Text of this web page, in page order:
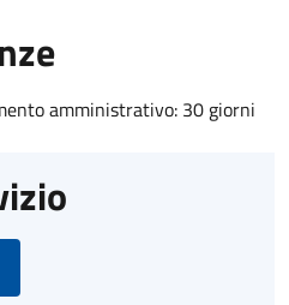
amministrativo: 30 giorni